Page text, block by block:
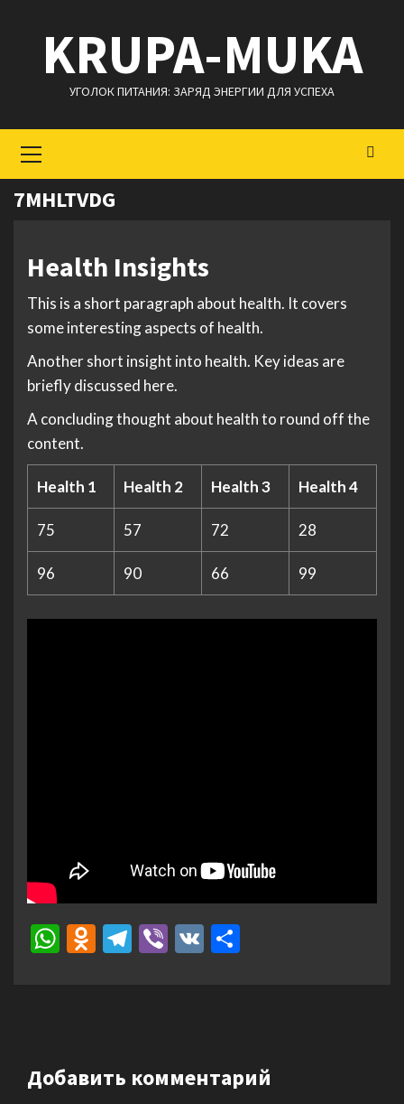
содержимому
KRUPA-MUKA
УГОЛОК ПИТАНИЯ: ЗАРЯД ЭНЕРГИИ ДЛЯ УСПЕХА
меню
7MHLTVDG
Health Insights
This is a short paragraph about health. It covers
some interesting aspects of health.
Another short insight into health. Key ideas are
briefly discussed here.
A concluding thought about health to round off the
content.
Health 1 Health 2 Health 3 Health 4
75 57 72 28
96 90 66 99
WhatsApp
Odnoklassniki
Telegram
Viber
VK
Добавить комментарий